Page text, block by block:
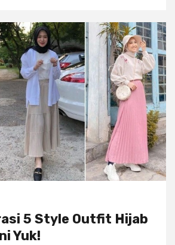
5 Style Outfit Hijab
Yuk!